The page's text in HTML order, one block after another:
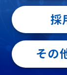
採
その